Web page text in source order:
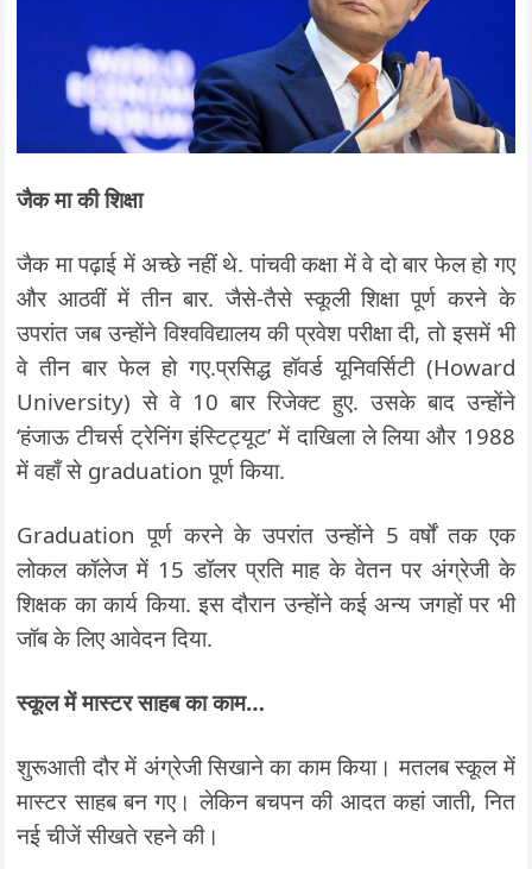
जैक मा की शिक्षा
जैक मा पढ़ाई में अच्छे नहीं थे. पांचवी कक्षा में वे दो बार फेल हो गए
और आठवीं में तीन बार. जैसे-तैसे स्कूली शिक्षा पूर्ण करने के
उपरांत जब उन्होंने विश्वविद्यालय की प्रवेश परीक्षा दी, तो इसमें भी
वे तीन बार फेल हो गए.प्रसिद्ध हॉवर्ड यूनिवर्सिटी (Howard
University) से वे 10 बार रिजेक्ट हुए. उसके बाद उन्होंने
‘हंजाऊ टीचर्स ट्रेनिंग इंस्टिट्यूट’ में दाखिला ले लिया और 1988
में वहाँ से graduation पूर्ण किया.
Graduation पूर्ण करने के उपरांत उन्होंने 5 वर्षों तक एक
लोकल कॉलेज में 15 डॉलर प्रति माह के वेतन पर अंग्रेजी के
शिक्षक का कार्य किया. इस दौरान उन्होंने कई अन्य जगहों पर भी
जॉब के लिए आवेदन दिया.
स्कूल में मास्टर साहब का काम…
शुरूआती दौर में अंग्रेजी सिखाने का काम किया। मतलब स्कूल में
मास्टर साहब बन गए। लेकिन बचपन की आदत कहां जाती, नित
नई चीजें सीखते रहने की।